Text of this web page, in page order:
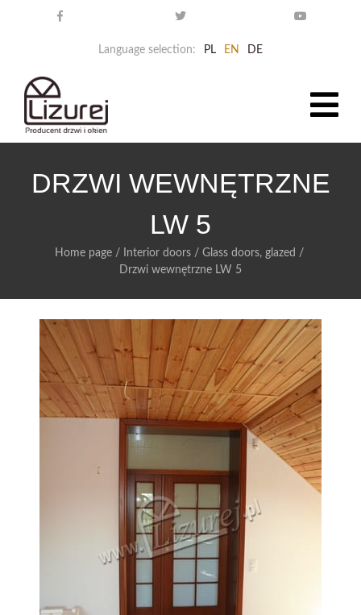
Language selection: PL EN DE
DRZWI WEWNĘTRZNE
LW 5
Home page/ Interior doors/ Glass doors, glazed /
Drzwi wewnętrzne LW 5